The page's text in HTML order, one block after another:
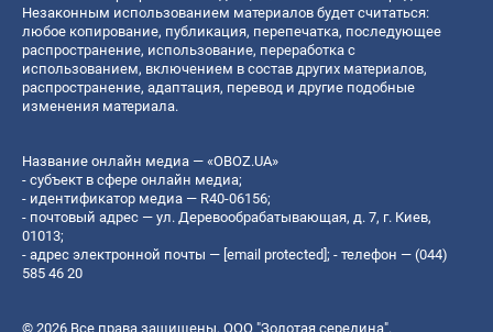
Незаконным использованием материалов будет считаться:
любое копирование, публикация, перепечатка, последующее
распространение, использование, переработка с
использованием, включением в состав других материалов,
распространение, адаптация, перевод и другие подобные
изменения материала.
Название онлайн медиа — «OBOZ.UA»
- субъект в сфере онлайн медиа;
- идентификатор медиа — R40-06156;
- почтовый адрес — ул. Деревообрабатывающая, д. 7, г. Киев,
01013;
- адрес электронной почты — [email protected]; - телефон — (044)
585 46 20
© 2026 Все права защищены, ООО "Золотая середина".